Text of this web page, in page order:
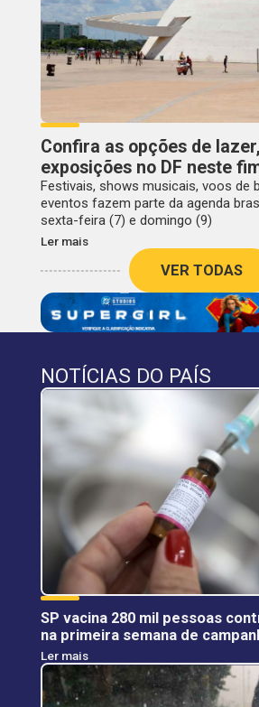
Confira as opções de
exposições no DF neste
Festivais, shows musicais, voos de
eventos fazem parte da agenda
sexta-feira (7) e domingo (9)
Ler mais
VER TODAS
NOTÍCIAS DO PAÍS
SP vacina 280 mil pessoas
na primeira semana de
Ler mais